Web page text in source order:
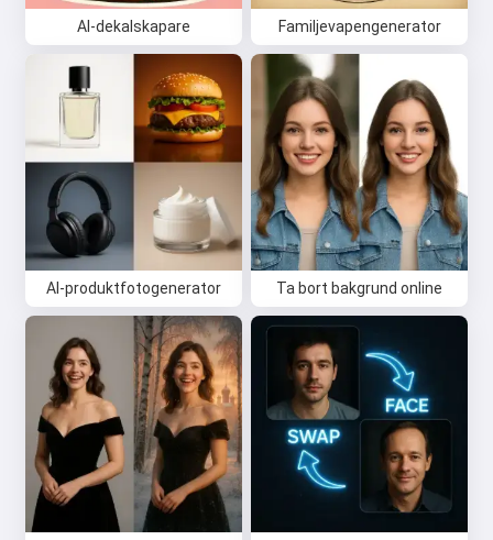
AI-dekalskapare Familjevapengenerator
AI-produktfotogenerator Ta bort bakgrund online